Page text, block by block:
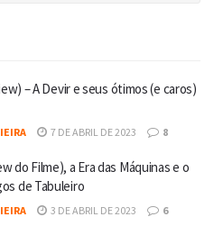
– A Devir e seus ótimos (e caros)
7 DE ABRIL DE 2023 8
do Filme), a Era das Máquinas e o
de Tabuleiro
3 DE ABRIL DE 2023 6